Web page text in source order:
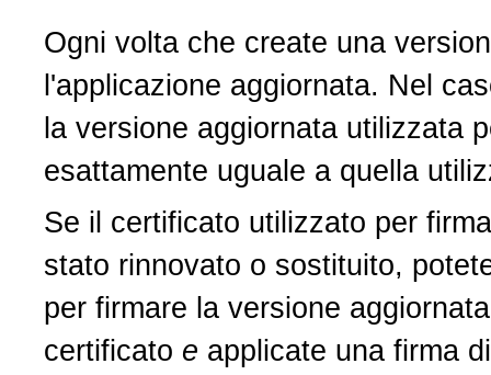
Ogni volta che create una
l'applicazione aggiornata. Nel
la versione aggiornata utilizzata
esattamente uguale a quella
Se il certificato utilizzato per
stato rinnovato o sostituito,
per firmare la versione
certificato e applicate una firma